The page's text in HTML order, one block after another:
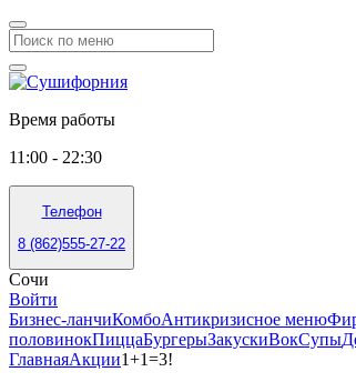
Время работы
11:00 - 22:30
Телефон
8 (862)555-27-22
Сочи
Войти
Бизнес-ланчиКомбоАнтикризисное меню
половинокПиццаБургерыЗакускиВокСупы
ГлавнаяАкции1+1=3!